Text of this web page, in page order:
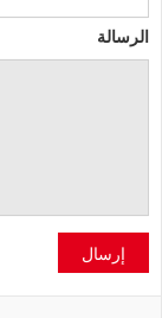
الرسالة
إرسال